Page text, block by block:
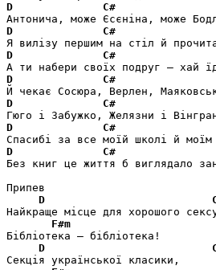
D
C#
D
C#
D
C#
D
C#
D
C#
D
C#
D
C#
Без книг це життя б виглядало
Припев
D
Найкраще місце для хорошого
F#m
Бібліотека – бібліотека!
D
Секція української класики,